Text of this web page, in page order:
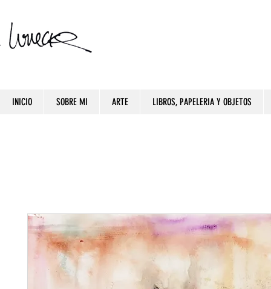
INICIO SOBRE MI ARTE LIBROS, PAPELERIA Y OBJETOS